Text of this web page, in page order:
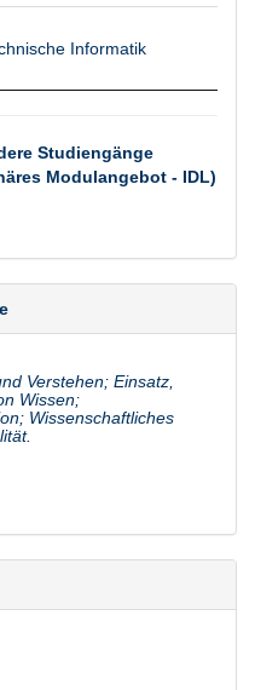
Informatik
Studiengänge
Modulangebot - IDL)
Verstehen; Einsatz,
Wissen;
Wissenschaftliches